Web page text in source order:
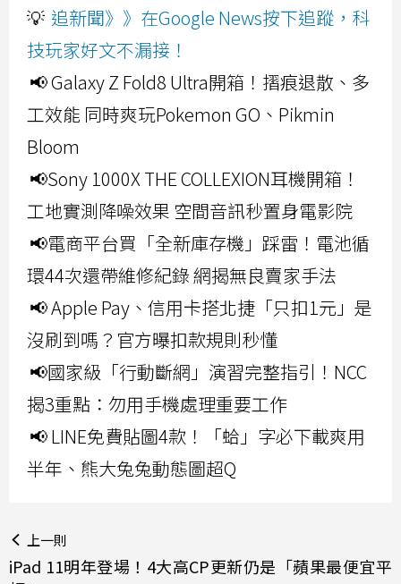
💡 追新聞》》在Google News按下追蹤，科
技玩家好文不漏接！
📢 Galaxy Z Fold8 Ultra開箱！摺痕退散、多
工效能 同時爽玩Pokemon GO、Pikmin
Bloom
📢Sony 1000X THE COLLEXION耳機開箱！
工地實測降噪效果 空間音訊秒置身電影院
📢電商平台買「全新庫存機」踩雷！電池循
環44次還帶維修紀錄 網揭無良賣家手法
📢 Apple Pay、信用卡搭北捷「只扣1元」是
沒刷到嗎？官方曝扣款規則秒懂
📢國家級「行動斷網」演習完整指引！NCC
揭3重點：勿用手機處理重要工作
📢 LINE免費貼圖4款！「蛤」字必下載爽用
半年、熊大兔兔動態圖超Q
上一則
iPad 11明年登場！4大高CP更新仍是「蘋果最便宜平